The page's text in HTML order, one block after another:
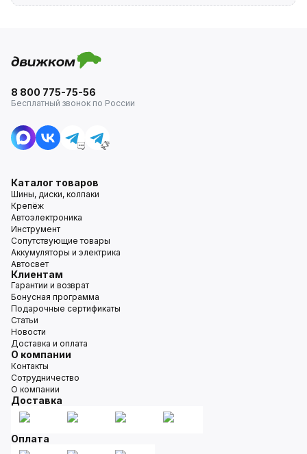
8 800 775-75-56
Бесплатный звонок по России
Каталог товаров
Шины, диски, колпаки
Крепёж
Автоэлектроника
Инструмент
Сопутствующие товары
Аккумуляторы и электрика
Автосвет
Клиентам
Гарантии и возврат
Бонусная программа
Подарочные сертификаты
Статьи
Новости
Доставка и оплата
О компании
Контакты
Сотрудничество
О компании
Доставка
Оплата